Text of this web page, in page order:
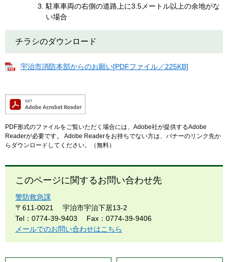
駐車車両の右側の道路上に3.5メートル以上の余地がな
い場合
チラシのダウンロード
宇治市消防本部からのお願い[PDFファイル／225KB]
PDF形式のファイルをご覧いただく場合には、Adobe社が提供するAdobe
Readerが必要です。
Adobe Readerをお持ちでない方は、バナーのリンク先か
らダウンロードしてください。（無料）
このページに関するお問い合わせ先
警防救急課
〒611-0021
宇治市宇治下居13-2
Tel：0774-39-9403
Fax：0774-39-9406
メールでのお問い合わせはこちら